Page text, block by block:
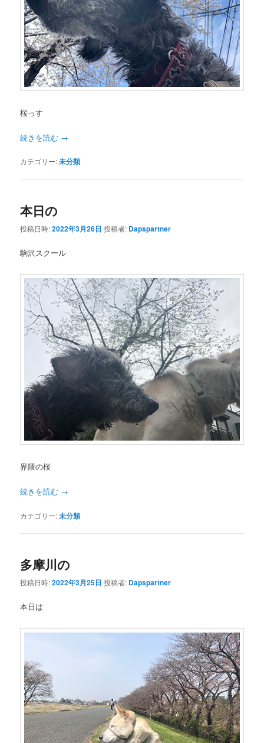
桜っす
続きを読む →
カテゴリー:未分類
本日の
投稿日時:2022年3月26日 投稿者: Dapspartner
駒沢スクール
界隈の桜
続きを読む →
カテゴリー:未分類
多摩川の
投稿日時:2022年3月25日 投稿者: Dapspartner
本日は